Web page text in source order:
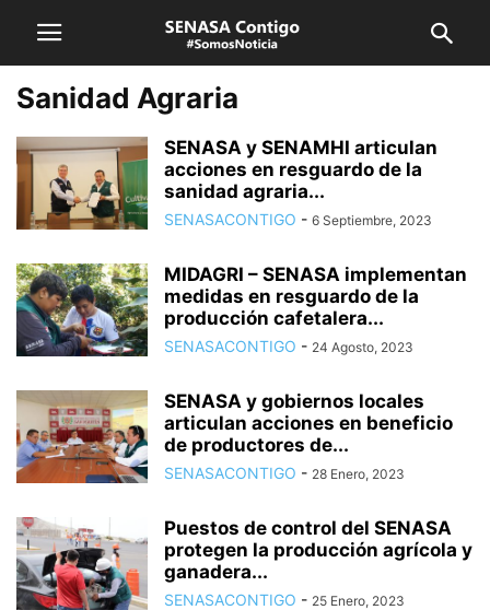
Sanidad Agraria
SENASA y SENAMHI articulan
acciones en resguardo de la
sanidad agraria...
SENASACONTIGO - 6 Septiembre, 2023
MIDAGRI – SENASA implementan
medidas en resguardo de la
producción cafetalera...
SENASACONTIGO - 24 Agosto, 2023
SENASA y gobiernos locales
articulan acciones en beneficio
de productores de...
SENASACONTIGO - 28 Enero, 2023
Puestos de control del SENASA
protegen la producción agrícola y
ganadera...
SENASACONTIGO - 25 Enero, 2023